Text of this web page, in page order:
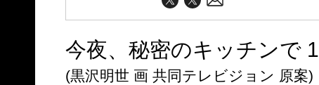
今夜、秘密のキッチンで 1
(黒沢明世 画 共同テレビジョン 原案)